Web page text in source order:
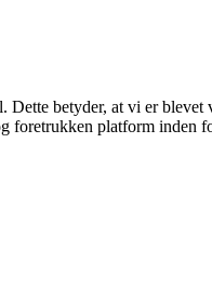
betyder, at vi er
foretrukken platform inden